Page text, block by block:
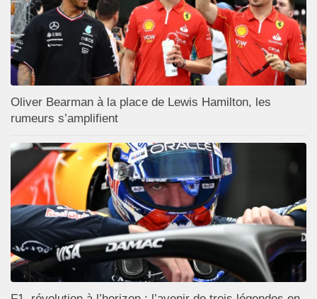
Oliver Bearman à la place de Lewis Hamilton, les
rumeurs s’amplifient